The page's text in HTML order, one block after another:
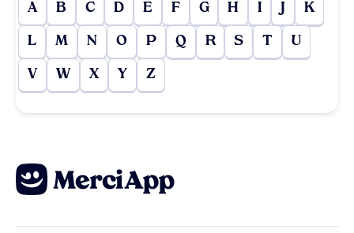
A B C D E F G H I J K
L M N O P Q R S T U
V W X Y Z